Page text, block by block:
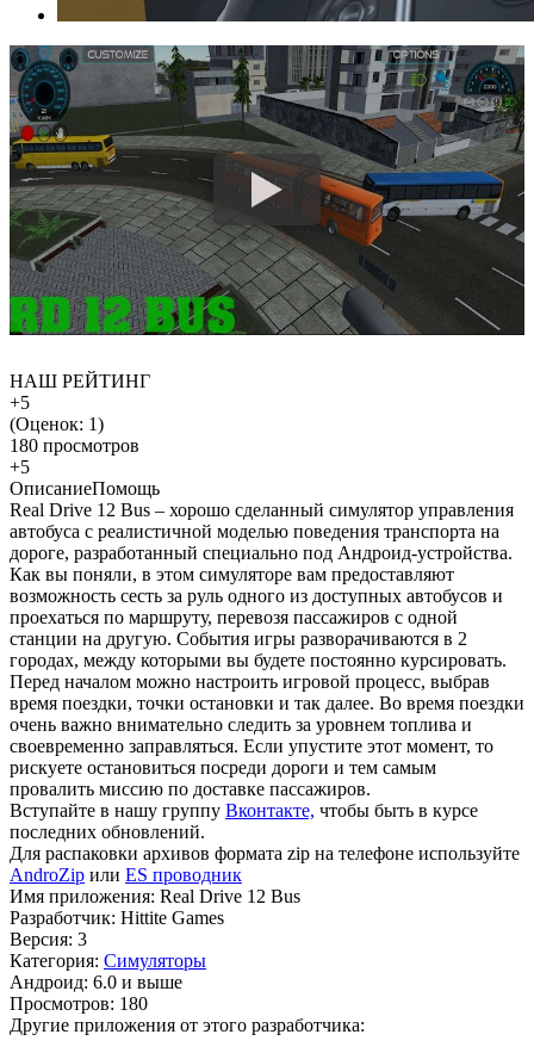
НАШ РЕЙТИНГ
+5
(Оценок: 1)
180 просмотров
+5
ОписаниеПомощь
Real Drive 12 Bus – хорошо сделанный симулятор управления
автобуса с реалистичной моделью поведения транспорта на
дороге, разработанный специально под Андроид-устройства.
Как вы поняли, в этом симуляторе вам предоставляют
возможность сесть за руль одного из доступных автобусов и
проехаться по маршруту, перевозя пассажиров с одной
станции на другую. События игры разворачиваются в 2
городах, между которыми вы будете постоянно курсировать.
Перед началом можно настроить игровой процесс, выбрав
время поездки, точки остановки и так далее. Во время поездки
очень важно внимательно следить за уровнем топлива и
своевременно заправляться. Если упустите этот момент, то
рискуете остановиться посреди дороги и тем самым
провалить миссию по доставке пассажиров.
Вступайте в нашу группу Вконтакте, чтобы быть в курсе
последних обновлений.
Для распаковки архивов формата zip на телефоне используйте
AndroZip или ES проводник
Имя приложения: Real Drive 12 Bus
Разработчик: Hittite Games
Версия: 3
Категория: Симуляторы
Андроид: 6.0 и выше
Просмотров: 180
Другие приложения от этого разработчика: